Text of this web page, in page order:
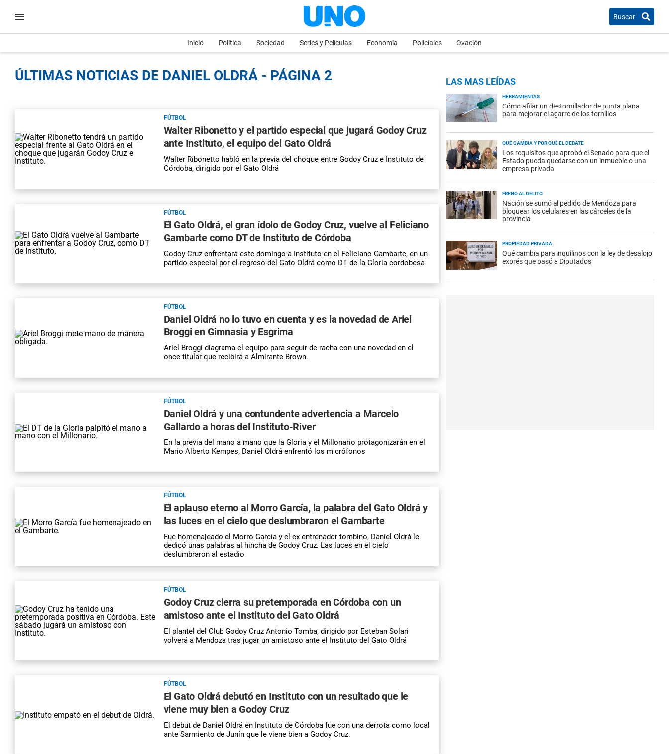
Buscar
Inicio Política Sociedad Series y Películas Economia Policiales Ovación
ÚLTIMAS NOTICIAS DE DANIEL OLDRÁ - PÁGINA 2
FÚTBOL
Walter Ribonetto y el partido especial que jugará Godoy Cruz
ante Instituto, el equipo del Gato Oldrá
Walter Ribonetto habló en la previa del choque entre Godoy Cruz e Instituto de
Córdoba, dirigido por el Gato Oldrá
FÚTBOL
El Gato Oldrá, el gran ídolo de Godoy Cruz, vuelve al Feliciano
Gambarte como DT de Instituto de Córdoba
Godoy Cruz enfrentará este domingo a Instituto en el Feliciano Gambarte, en un
partido especial por el regreso del Gato Oldrá como DT de la Gloria cordobesa
FÚTBOL
Daniel Oldrá no lo tuvo en cuenta y es la novedad de Ariel
Broggi en Gimnasia y Esgrima
Ariel Broggi diagrama el equipo para seguir de racha con una novedad en el
once titular que recibirá a Almirante Brown.
FÚTBOL
Daniel Oldrá y una contundente advertencia a Marcelo
Gallardo a horas del Instituto-River
En la previa del mano a mano que la Gloria y el Millonario protagonizarán en el
Mario Alberto Kempes, Daniel Oldrá enfrentó los micrófonos
FÚTBOL
El aplauso eterno al Morro García, la palabra del Gato Oldrá y
las luces en el cielo que deslumbraron el Gambarte
Fue homenajeado el Morro García y el ex entrenador tombino, Daniel Oldrá le
dedicó unas palabras al hincha de Godoy Cruz. Las luces en el cielo
deslumbraron al estadio
FÚTBOL
Godoy Cruz cierra su pretemporada en Córdoba con un
amistoso ante el Instituto del Gato Oldrá
El plantel del Club Godoy Cruz Antonio Tomba, dirigido por Esteban Solari
volverá a Mendoza tras jugar un amistoso ante el Instituto del Gato Oldrá
FÚTBOL
El Gato Oldrá debutó en Instituto con un resultado que le
viene muy bien a Godoy Cruz
El debut de Daniel Oldrá en Instituto de Córdoba fue con una derrota como local
ante Sarmiento de Junín que le viene bien a Godoy Cruz.
LAS MAS LEÍDAS
HERRAMIENTAS
Cómo afilar un destornillador de punta plana
para mejorar el agarre de los tornillos
QUÉ CAMBIA Y POR QUÉ EL DEBATE
Los requisitos que aprobó el Senado para que el
Estado pueda quedarse con un inmueble o una
empresa privada
FRENO AL DELITO
Nación se sumó al pedido de Mendoza para
bloquear los celulares en las cárceles de la
provincia
PROPIEDAD PRIVADA
Qué cambia para inquilinos con la ley de desalojo
exprés que pasó a Diputados